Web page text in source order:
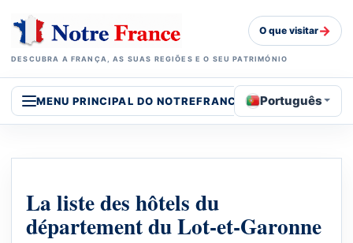
DESCUBRA A FRANÇA, AS SUAS REGIÕES E O SEU PATRIMÓNIO
O que visitar→
MENU PRINCIPAL DO NOTREFRANCE Português
La liste des hôtels du
département du Lot-et-Garonne